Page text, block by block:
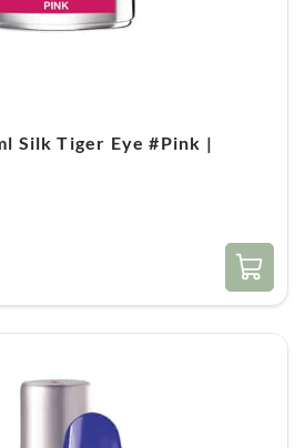
Silk Tiger Eye #Pink |